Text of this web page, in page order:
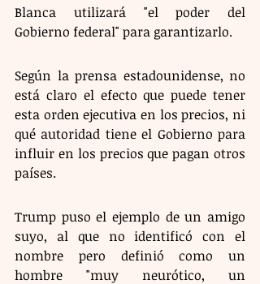
Blanca utilizará "el poder del
Gobierno federal" para garantizarlo.
Según la prensa estadounidense, no
está claro el efecto que puede tener
esta orden ejecutiva en los precios, ni
qué autoridad tiene el Gobierno para
influir en los precios que pagan otros
países.
Trump puso el ejemplo de un amigo
suyo, al que no identificó con el
nombre pero definió como un
hombre "muy neurótico, un